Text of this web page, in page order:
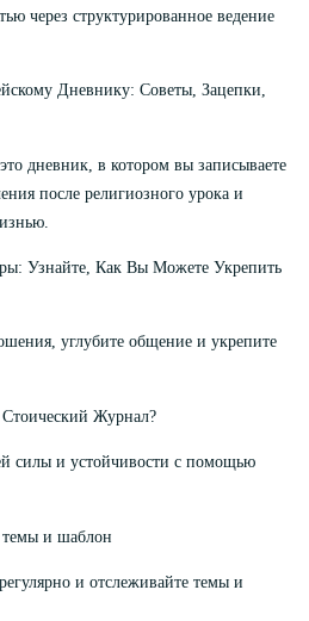
через структурированное ведение
Дневнику: Советы, Зацепки,
дневник, в котором вы записываете
после религиозного урока и
Узнайте, Как Вы Можете Укрепить
углубите общение и укрепите
Журнал?
силы и устойчивости с помощью
и шаблон
и отслеживайте темы и